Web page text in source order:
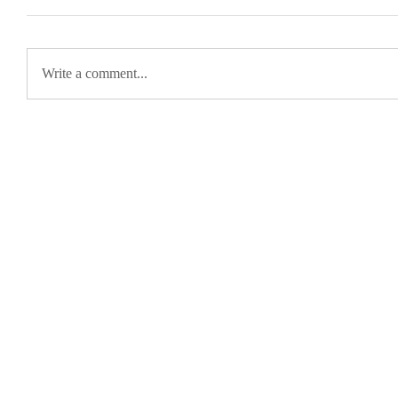
Write a comment...